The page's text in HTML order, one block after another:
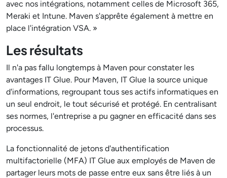
avec nos intégrations, notamment celles de Microsoft 365,
Meraki et Intune. Maven s'apprête également à mettre en
place l'intégration VSA. »
Les résultats
Il n'a pas fallu longtemps à Maven pour constater les
avantages IT Glue. Pour Maven, IT Glue la source unique
d'informations, regroupant tous ses actifs informatiques en
un seul endroit, le tout sécurisé et protégé. En centralisant
ses normes, l'entreprise a pu gagner en efficacité dans ses
processus.
La fonctionnalité de jetons d'authentification
multifactorielle (MFA) IT Glue aux employés de Maven de
partager leurs mots de passe entre eux sans être liés à un